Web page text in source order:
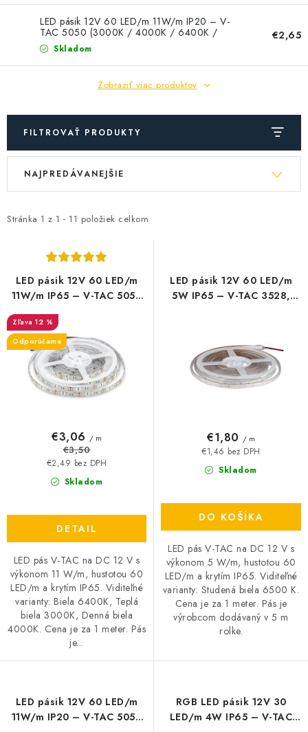
DOM A ZÁHRADA
OBCHODNÉ PODMIENKY
O NÁS - MEGALED & JANTON ZÁKAMENNÉ
Reklamácie a formulár na odstúpenie od zmluvy
Obchodné podmienky
Podmienky ochrany osobných údajov
O nás - MEGALED & JANTON Zákamenné
Hodnotenie obchodu
LED pásik 12V 60 LED/m 11W/m IP20 – V-
TAC 5050 (3000K / 4000K / 6400K /
RGB)Skladom
€2,65
Zobraziť viac produktov
FILTROVAŤ PRODUKTY
V
i
o
d
u
k
Stránka 1 z 1 - 11 položiek celkom
R
e
p
r
o
d
NAJPREDÁVANEJŠIE
LED pásik 12V 60 LED/m
11W/m IP65 – V-TAC 5050
(3000K / 4000K / 6400K)
12 %
Odporúčame
Skladom
€2,49 bez DPH
€3,06 / m
€3,50
DETAIL
LED pás V-TAC na DC 12 V s
výkonom 11 W/m, hustotou 60
LED/m a krytím IP65. Viditeľné
varianty: Biela 6400K, Teplá
biela 3000K, Denná biela
4000K. Cena je za 1 meter. Pás
je...
LED pásik 12V 60 LED/m
5W IP65 – V-TAC 3528,
Skladom
€1,46 bez DPH
€1,80 / m
DO KOŠÍKA
LED pás V-TAC na DC 12 V s
výkonom 5 W/m, hustotou 60
LED/m a krytím IP65. Viditeľné
varianty: Studená biela 6500 K.
Cena je za 1 meter. Pás je
výrobcom dodávaný v 5 m
rolke.
LED pásik 12V 60 LED/m
11W/m IP20 – V-TAC 5050
RGB LED pásik 12V 30
LED/m 4W IP65 – V-TAC